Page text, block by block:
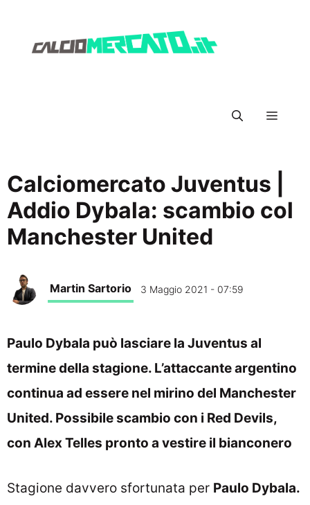
Menu
Calciomercato Juventus |
Addio Dybala: scambio col
Manchester United
Martin Sartorio 3 Maggio 2021 - 07:59
Paulo Dybala può lasciare la Juventus al
termine della stagione. L’attaccante argentino
continua ad essere nel mirino del Manchester
United. Possibile scambio con i Red Devils,
con Alex Telles pronto a vestire il bianconero
Stagione davvero sfortunata per Paulo Dybala.